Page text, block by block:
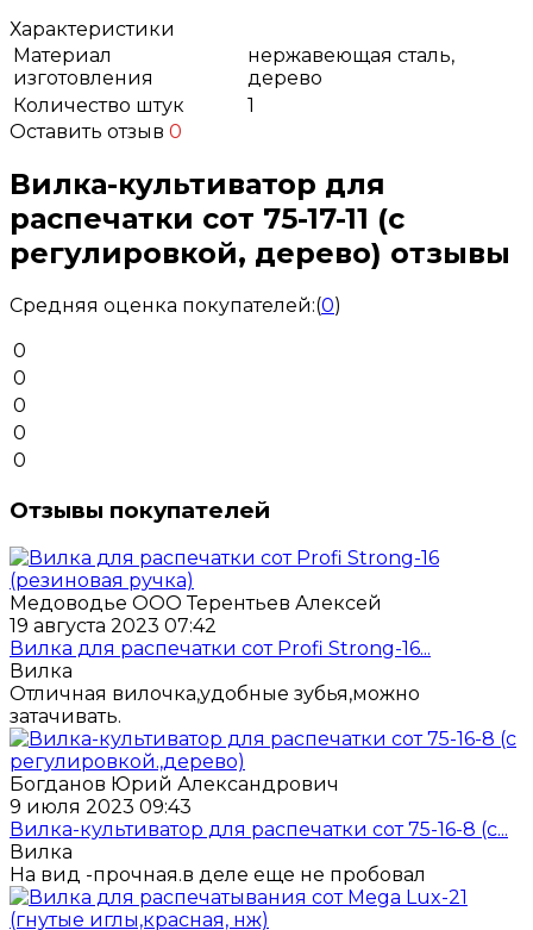
Характеристики
Материал
изготовления
нержавеющая сталь,
дерево
Количество штук
1
Оставить отзыв 0
Вилка-культиватор для
распечатки сот 75-17-11 (с
регулировкой, дерево) отзывы
Средняя оценка покупателей:(0)
0
0
0
0
0
Отзывы покупателей
Медоводье ООО Терентьев Алексей
19 августа 2023 07:42
Вилка для распечатки сот Profi Strong-16...
Вилка
Отличная вилочка,удобные зубья,можно
затачивать.
Богданов Юрий Александрович
9 июля 2023 09:43
Вилка-культиватор для распечатки сот 75-16-8 (с...
Вилка
На вид -прочная.в деле еще не пробовал